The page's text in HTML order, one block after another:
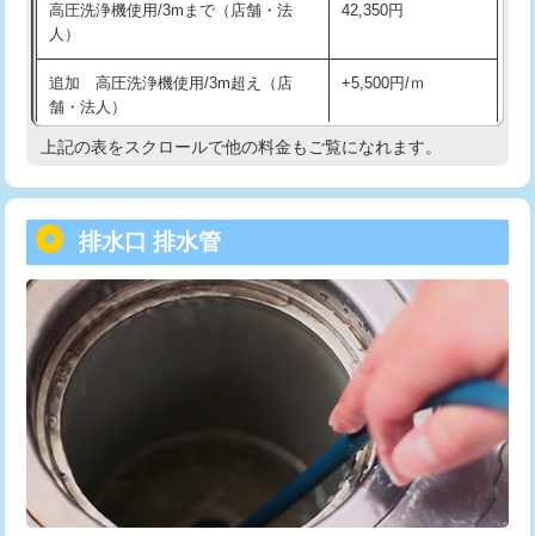
め込み）)
給水管工事※（土の掘削・埋め戻し作
業)
11,000円
給水管工事※（塩ビ管（VP・HI）使
用/3ｍまで)
用（追加）/3ｍ超え)
給水管工事※（ライニング鋼管・銅
管・ポリ管・HT管使用/3ｍまで)
44,000円
給水管工事※（ライニング鋼管・銅
管・ポリ管・HT管使用/3ｍ超え)
+8,800円
排水管工事（土の掘削・埋め戻し作
業）
11,000円~
排水管工事（排水管工事/3ｍまで） 55,000円
高圧洗浄機使用/3mまで（店舗・法
人）
42,350円
追加 高圧洗浄機使用/3m超え（店
舗・法人）
+5,500円/ｍ
高度高圧洗浄換 現地調査
トーラー機使用/3mまで
追加トーラー機使用/3m超え +3,300円
カメラ調査 33,000円
桝清掃 8,800円
止水・漏水調査・防水処理・清掃・修
理・調整・分解・加工など（軽作業）
11,000円
止水・漏水調査・防水処理・清掃・修
22,000円
上記の表をスクロールで他の料金もご覧になれます。
排水口 排水管